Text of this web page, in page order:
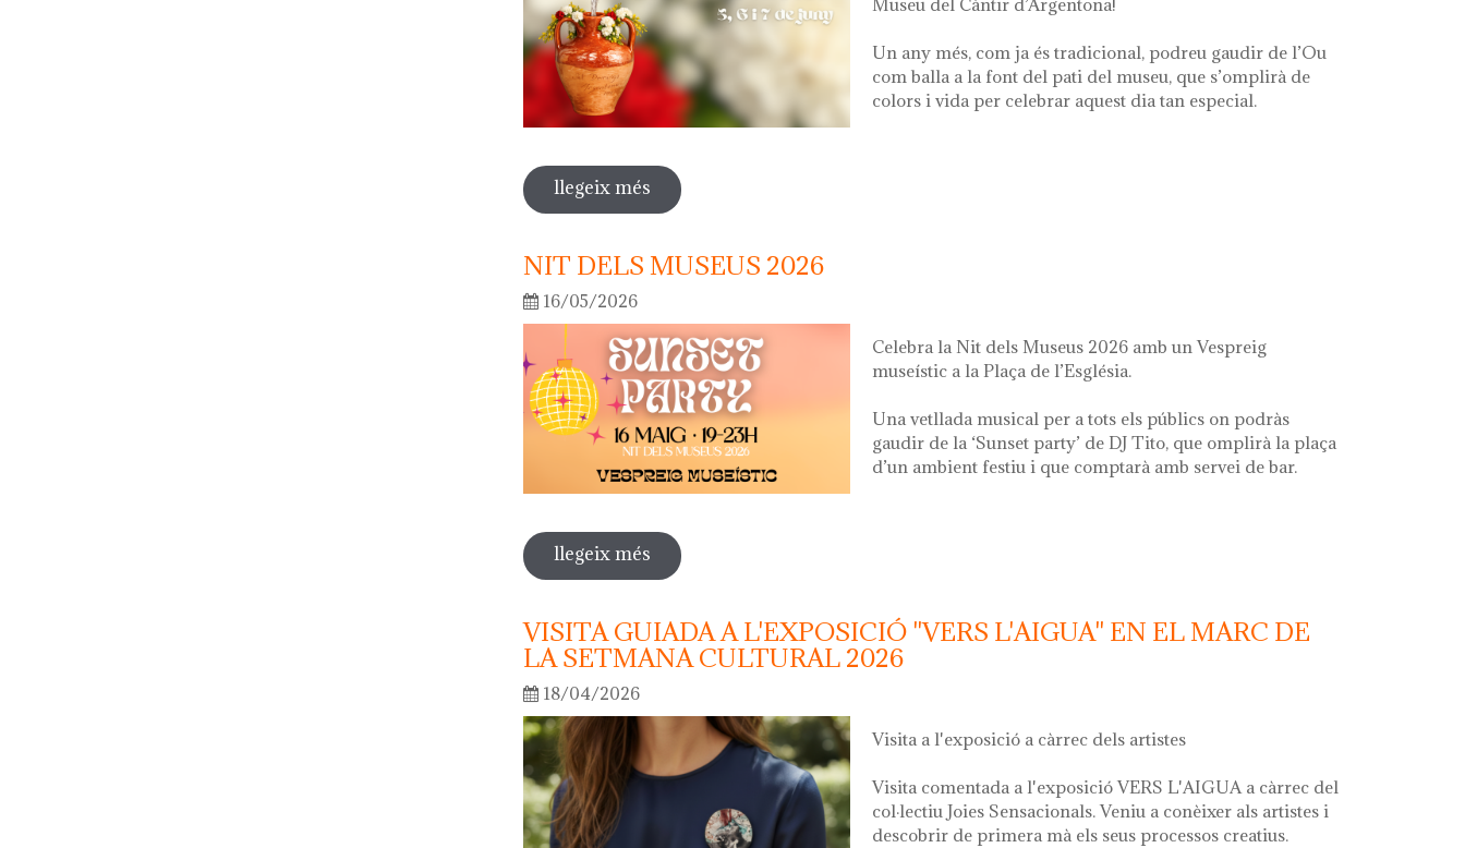
Museu del Càntir d’Argentona!
Un any més, com ja és tradicional, podreu gaudir de l’Ou
com balla a la font del pati del museu, que s’omplirà de
colors i vida per celebrar aquest dia tan especial.
llegeix més sobre diada de la flor
NIT DELS MUSEUS 2026
16/05/2026
Celebra la Nit dels Museus 2026 amb un Vespreig
museístic a la Plaça de l’Església.
Una vetllada musical per a tots els públics on podràs
gaudir de la ‘Sunset party’ de DJ Tito, que omplirà la plaça
d’un ambient festiu i que comptarà amb servei de bar.
llegeix més sobre nit dels museus 2026
VISITA GUIADA A L'EXPOSICIÓ "VERS L'AIGUA" EN EL MARC DE
LA SETMANA CULTURAL 2026
18/04/2026
Visita a l'exposició a càrrec dels artistes
Visita comentada a l'exposició VERS L'AIGUA a càrrec del
col·lectiu Joies Sensacionals. Veniu a conèixer als artistes i
descobrir de primera mà els seus processos creatius.